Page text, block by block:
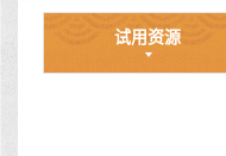
试用资源